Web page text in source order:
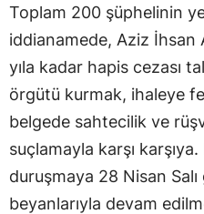
Toplam 200 şüphelinin
iddianamede, Aziz İhsan
yıla kadar hapis cezası
örgütü kurmak, ihaleye
belgede sahtecilik ve
suçlamayla karşı
duruşmaya 28 Nisan
beyanlarıyla devam